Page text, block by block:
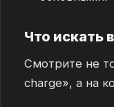
Что искать
Смотрите не
charge», а на